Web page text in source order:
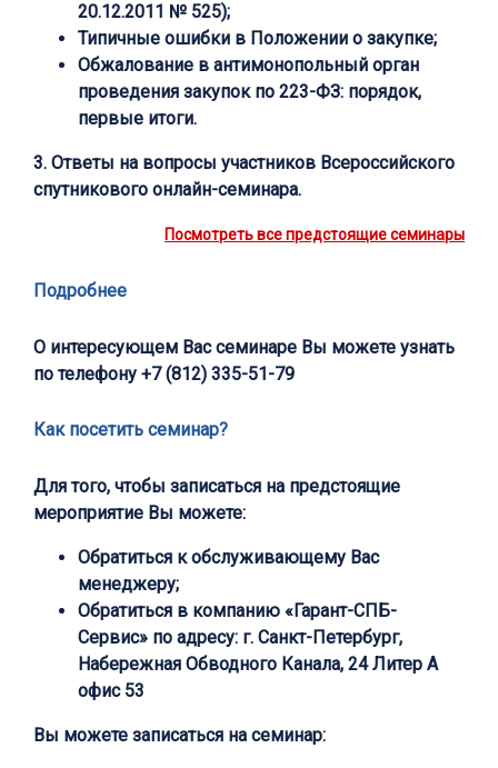
20.12.2011 № 525);
Типичные ошибки в Положении о закупке;
Обжалование в антимонопольный орган
проведения закупок по 223-ФЗ: порядок,
первые итоги.
3. Ответы на вопросы участников Всероссийского
спутникового онлайн-семинара.
Посмотреть все предстоящие семинары
Подробнее
О интересующем Вас семинаре Вы можете узнать
по телефону +7 (812) 335-51-79
Как посетить семинар?
Для того, чтобы записаться на предстоящие
мероприятие Вы можете:
Обратиться к обслуживающему Вас
менеджеру;
Обратиться в компанию «Гарант-СПБ-
Сервис» по адресу: г. Санкт-Петербург,
Набережная Обводного Канала, 24 Литер А
офис 53
Вы можете записаться на семинар: